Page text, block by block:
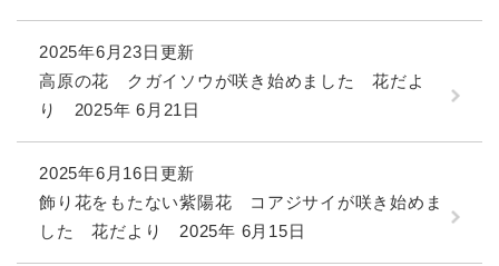
2025年6月23日更新
高原の花 クガイソウが咲き始めました 花だよ
り 2025年 6月21日
2025年6月16日更新
飾り花をもたない紫陽花 コアジサイが咲き始めま
した 花だより 2025年 6月15日